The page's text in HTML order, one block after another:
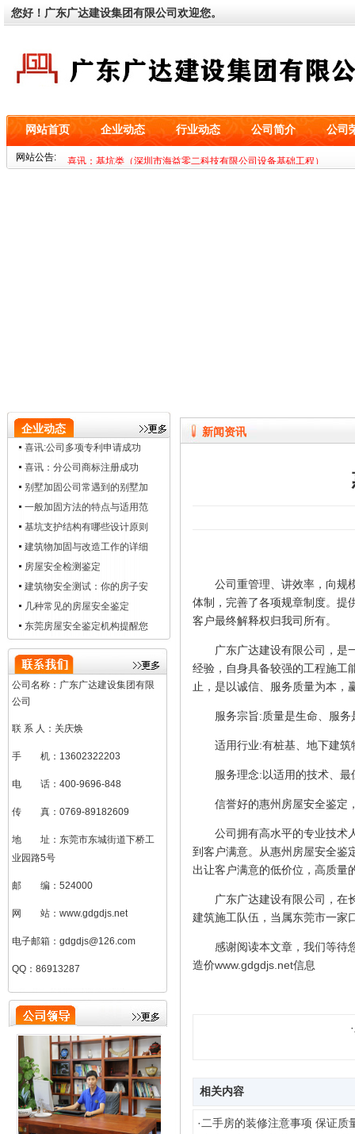
您好！广东广达建设集团有限公司欢迎您。
网站首页 企业动态 行业动态 公司简介 公司
网站公告:
喜讯：基坑类（深圳市海益零二科技有限公司设备基础工程）
喜讯：鉴定类（松山湖中心区艺鸣幼儿园鉴定）
企业动态
喜讯:公司多项专利申请成功
喜讯：分公司商标注册成功
别墅加固公司常遇到的别墅加
一般加固方法的特点与适用范
基坑支护结构有哪些设计原则
建筑物加固与改造工作的详细
房屋安全检测鉴定
建筑物安全测试：你的房子安
几种常见的房屋安全鉴定
东莞房屋安全鉴定机构提醒您
公司名称：广东广达建设集团有限
公司
联 系 人：关庆焕
手 机：13602322203
电 话：400-9696-848
传 真：0769-89182609
地 址：东莞市东城街道下桥工
业园路5号
邮 编：524000
网 站：www.gdgdjs.net
电子邮箱：gdgdjs@126.com
QQ：86913287
新闻资讯
公司重管理、讲效率，向规模
体制，完善了各项规章制度。提
客户最终解释权归我司所有。
广东广达建设有限公司，是一
经验，自身具备较强的工程施工
止，是以诚信、服务质量为本
服务宗旨:质量是生命、服务
适用行业:有桩基、地下建筑
服务理念:以适用的技术、最
信誉好的惠州房屋安全鉴定
公司拥有高水平的专业技术人
到客户满意。从惠州房屋安全鉴
出让客户满意的低价位，高质量
广东广达建设有限公司，在长
建筑施工队伍，当属东莞市一家
感谢阅读本文章，我们等待您
造价www.gdgdjs.net信息
·
相关内容
· 二手房的装修注意事项 保证质